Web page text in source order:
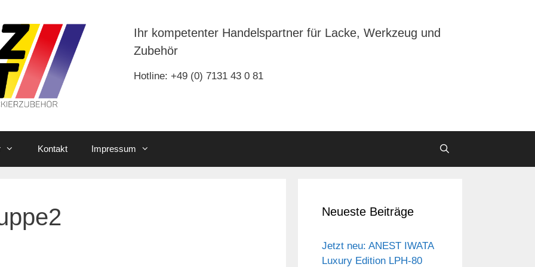
Ihr kompetenter Handelspartner für Lacke, Werkzeug und
Zubehör
Hotline: +49 (0) 7131 43 0 81
Kontakt Impressum
Neueste Beiträge
Jetzt neu: ANEST IWATA
Luxury Edition LPH-80